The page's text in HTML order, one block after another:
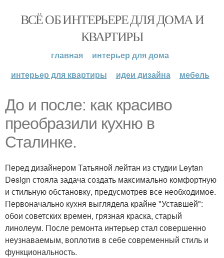
ВСЁ ОБ ИНТЕРЬЕРЕ ДЛЯ ДОМА И
КВАРТИРЫ
главная
интерьер для дома
интерьер для квартиры
идеи дизайна мебель
До и после: как красиво
преобразили кухню в
Сталинке.
Перед дизайнером Татьяной лейтан из студии Leytan
Design стояла задача создать максимально комфортную
и стильную обстановку, предусмотрев все необходимое.
Первоначально кухня выглядела крайне "Уставшей":
обои советских времен, грязная краска, старый
линолеум. После ремонта интерьер стал совершенно
неузнаваемым, воплотив в себе современный стиль и
функциональность.